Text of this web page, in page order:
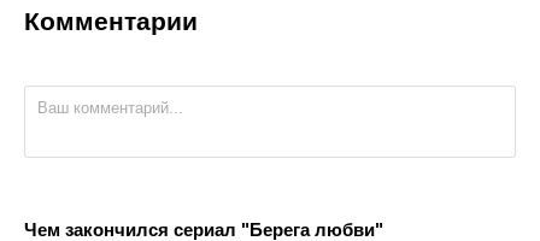
Комментарии
Чем закончился сериал "Берега любви"